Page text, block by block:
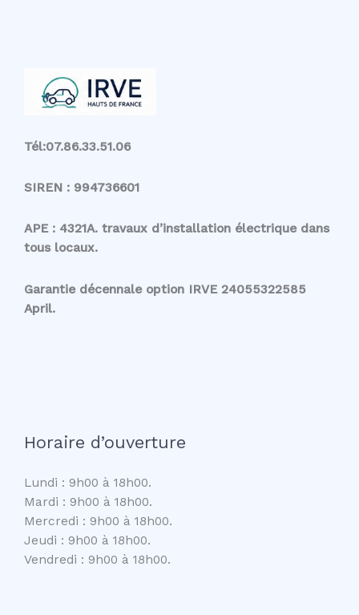
Tél:07.86.33.51.06
SIREN : 994736601
APE : 4321A. travaux d’installation électrique dans
tous locaux.
Garantie décennale option IRVE 24055322585
April.
Horaire d’ouverture
Lundi : 9h00 à 18h00.
Mardi : 9h00 à 18h00.
Mercredi : 9h00 à 18h00.
Jeudi : 9h00 à 18h00.
Vendredi : 9h00 à 18h00.